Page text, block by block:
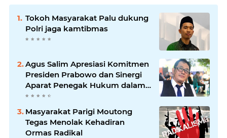
Tokoh Masyarakat Palu dukung
Polri jaga kamtibmas
Agus Salim Apresiasi Komitmen
Presiden Prabowo dan Sinergi
Aparat Penegak Hukum dalam
Pemberantasan Korupsi
Masyarakat Parigi Moutong
Tegas Menolak Kehadiran
Ormas Radikal